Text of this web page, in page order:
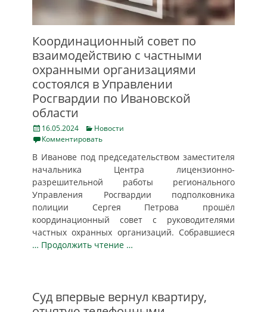
Координационный совет по
взаимодействию с частными
охранными организациями
состоялся в Управлении
Росгвардии по Ивановской
области
Posted
on
16.05.2024 Categories
Новости
Комментировать
В Иванове под председательством заместителя
начальника Центра лицензионно-
разрешительной работы регионального
Управления Росгвардии подполковника
полиции Сергея Петрова прошёл
координационный совет с руководителями
частных охранных организаций. Собравшиеся
… Продолжить чтение …
Суд впервые вернул квартиру,